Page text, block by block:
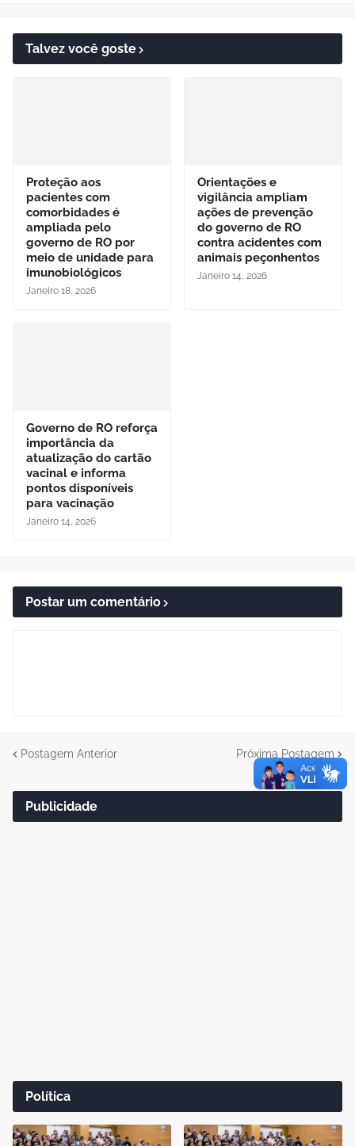
Talvez você goste
Proteção aos
pacientes com
comorbidades é
ampliada pelo
governo de RO por
meio de unidade para
imunobiológicos
Janeiro 18, 2026
Orientações e
vigilância ampliam
ações de prevenção
do governo de RO
contra acidentes com
animais peçonhentos
Janeiro 14, 2026
Governo de RO reforça
importância da
atualização do cartão
vacinal e informa
pontos disponíveis
para vacinação
Janeiro 14, 2026
Postar um comentário
Postagem Anterior Próxima Postagem
Publicidade
Política